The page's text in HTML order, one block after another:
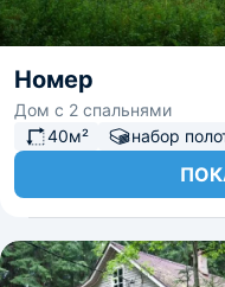
Номер
Дом с 2 спальнями
40м²
набор